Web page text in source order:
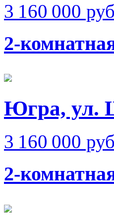
3 160 000
2-
Югра, ул.
3 160 000
2-